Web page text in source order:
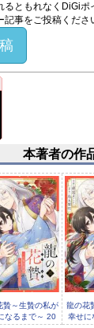
るともれなくDiGi
事をご投稿くださ
本著者の作
贄～生贄の私が
なるまで～ 20
龍の花
幸せに